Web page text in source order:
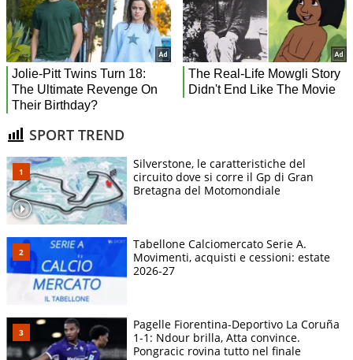
SPORT TREND
Silverstone, le caratteristiche del
circuito dove si corre il Gp di Gran
Bretagna del Motomondiale
Tabellone Calciomercato Serie A.
Movimenti, acquisti e cessioni: estate
2026-27
Pagelle Fiorentina-Deportivo La Coruña
1-1: Ndour brilla, Atta convince.
Pongracic rovina tutto nel finale